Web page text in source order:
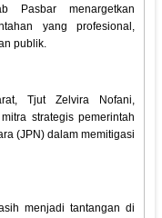
Pasbar menargetkan
yang profesional,
publik.
Tjut Zelvira Nofani,
strategis pemerintah
(JPN) dalam memitigasi
menjadi tantangan di